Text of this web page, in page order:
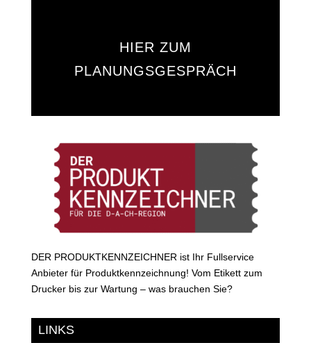
HIER ZUM
PLANUNGSGESPRÄCH
DER PRODUKTKENNZEICHNER ist Ihr Fullservice
Anbieter für Produktkennzeichnung! Vom Etikett zum
Drucker bis zur Wartung – was brauchen Sie?
LINKS